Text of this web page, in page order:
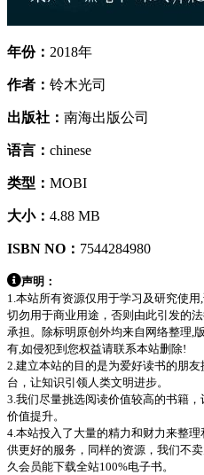
年份： 2018年
作者： 铃木光司
出版社： 南海出版公司
语言： chinese
类型： MOBI
大小： 4.88 MB
ISBN NO： 7544284980
声明：
1.本站所有资源仅用于学习及研究使
切勿用于商业用途，否则由此引发的
承担。除标明原创外均来自网络整理,
有,如侵犯到您权益请联系本站删除!
2.建立本站的目的是为爱好读书的朋
台，让知识引领人类文明进步。
3.我们尽量挑选阅读价值较高的书籍
价值提升。
4.本站投入了大量的精力和财力来整
供更好的服务，同样的资源，我们不
久会员能下载全站100%电子书。